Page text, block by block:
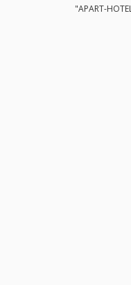
"APART-